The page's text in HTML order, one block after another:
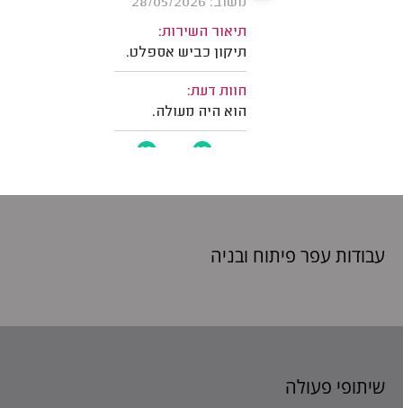
עבודות עפר פיתוח ובניה
שיתופי פעולה